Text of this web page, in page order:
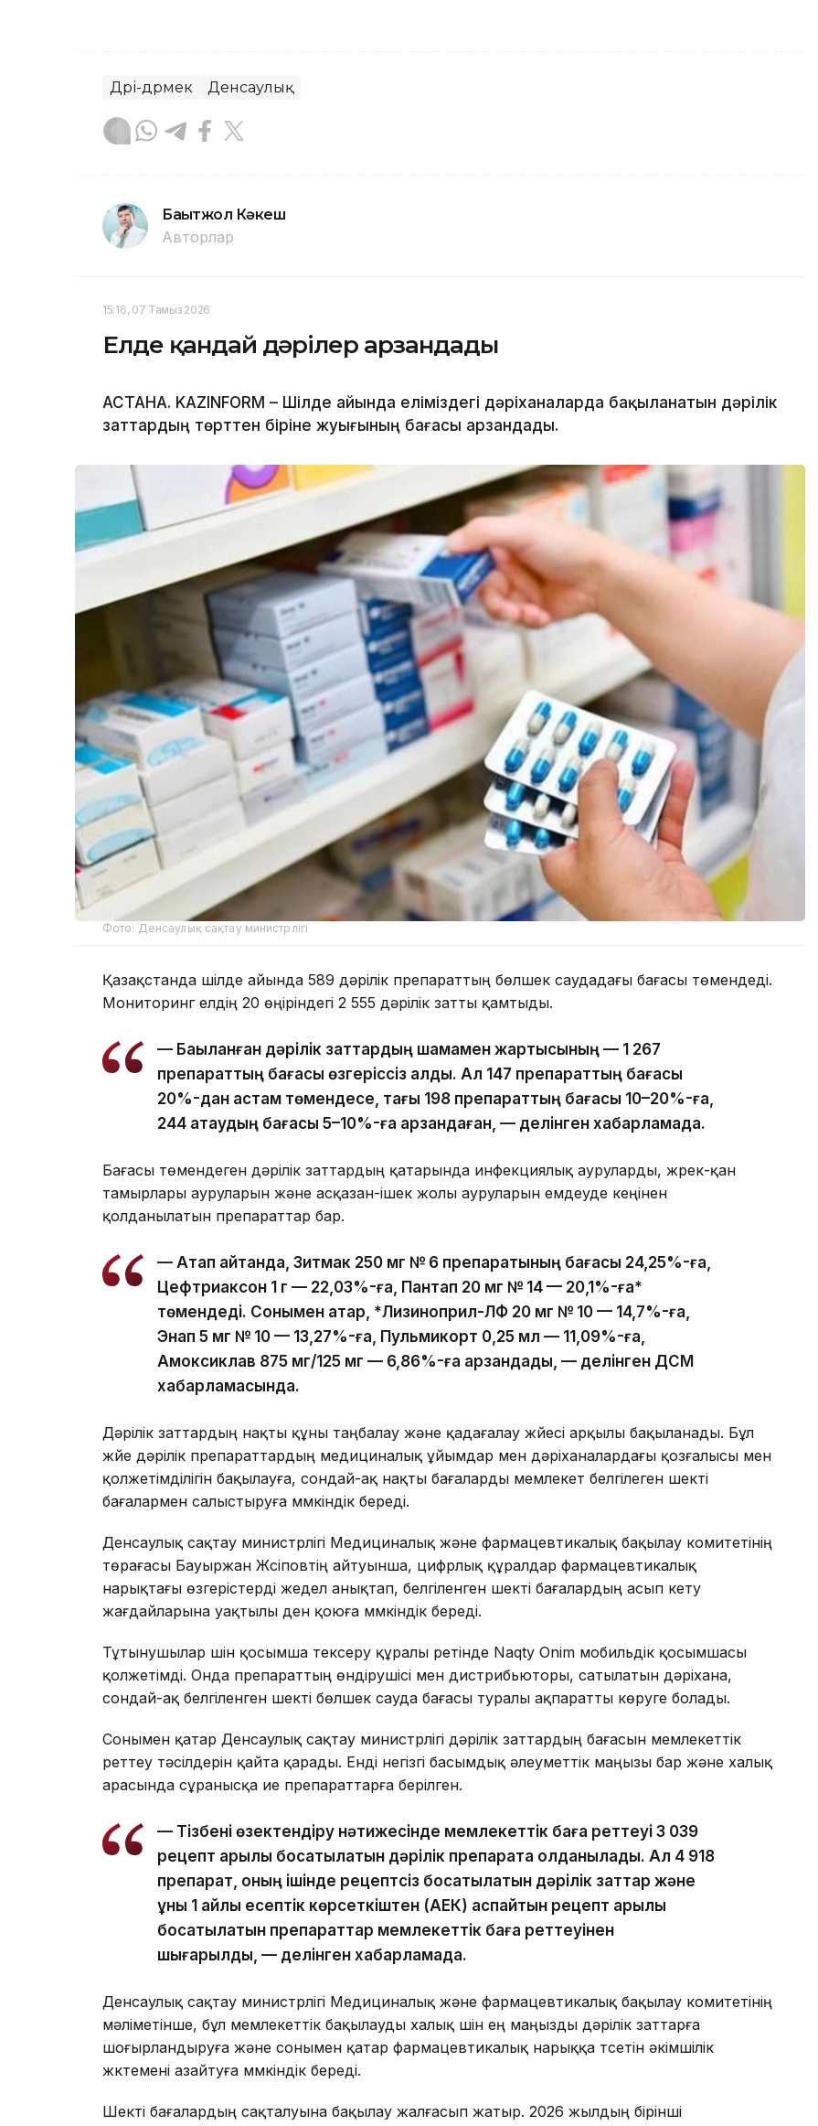
Дәрі-дәрмек Денсаулық
Бақытжол Кәкеш
Авторлар
15:16, 07 Тамыз 2026
Елде қандай дәрілер арзандады
АСТАНА. KAZINFORM – Шілде айында еліміздегі дәріханаларда бақыланатын дәрілік
заттардың төрттен біріне жуығының бағасы арзандады.
Фото: Денсаулық сақтау министрлігі
Қазақстанда шілде айында 589 дәрілік препараттың бөлшек саудадағы бағасы төмендеді.
Мониторинг елдің 20 өңіріндегі 2 555 дәрілік затты қамтыды.
— Бақыланған дәрілік заттардың шамамен жартысының — 1 267
препараттың бағасы өзгеріссіз қалды. Ал 147 препараттың бағасы
20%-дан астам төмендесе, тағы 198 препараттың бағасы 10–20%-ға,
244 атаудың бағасы 5–10%-ға арзандаған, — делінген хабарламада.
Бағасы төмендеген дәрілік заттардың қатарында инфекциялық ауруларды, жүрек-қан
тамырлары ауруларын және асқазан-ішек жолы ауруларын емдеуде кеңінен
қолданылатын препараттар бар.
— Атап айтқанда, Зитмак 250 мг № 6 препаратының бағасы 24,25%-ға,
Цефтриаксон 1 г — 22,03%-ға, Пантап 20 мг № 14 — 20,1%-ға*
төмендеді. Сонымен қатар, *Лизиноприл-ЛФ 20 мг № 10 — 14,7%-ға,
Энап 5 мг № 10 — 13,27%-ға, Пульмикорт 0,25 мл — 11,09%-ға,
Амоксиклав 875 мг/125 мг — 6,86%-ға арзандады, — делінген ДСМ
хабарламасында.
Дәрілік заттардың нақты құны таңбалау және қадағалау жүйесі арқылы бақыланады. Бұл
жүйе дәрілік препараттардың медициналық ұйымдар мен дәріханалардағы қозғалысы мен
қолжетімділігін бақылауға, сондай-ақ нақты бағаларды мемлекет белгілеген шекті
бағалармен салыстыруға мүмкіндік береді.
Денсаулық сақтау министрлігі Медициналық және фармацевтикалық бақылау комитетінің
төрағасы Бауыржан Жүсіповтің айтуынша, цифрлық құралдар фармацевтикалық
нарықтағы өзгерістерді жедел анықтап, белгіленген шекті бағалардың асып кету
жағдайларына уақтылы ден қоюға мүмкіндік береді.
Тұтынушылар үшін қосымша тексеру құралы ретінде Naqty Onim мобильдік қосымшасы
қолжетімді. Онда препараттың өндірушісі мен дистрибьюторы, сатылатын дәріхана,
сондай-ақ белгіленген шекті бөлшек сауда бағасы туралы ақпаратты көруге болады.
Сонымен қатар Денсаулық сақтау министрлігі дәрілік заттардың бағасын мемлекеттік
реттеу тәсілдерін қайта қарады. Енді негізгі басымдық әлеуметтік маңызы бар және халық
арасында сұранысқа ие препараттарға берілген.
— Тізбені өзектендіру нәтижесінде мемлекеттік баға реттеуі 3 039
рецепт арқылы босатылатын дәрілік препаратқа қолданылады. Ал 4 918
препарат, оның ішінде рецептсіз босатылатын дәрілік заттар және
құны 1 айлық есептік көрсеткіштен (АЕК) аспайтын рецепт арқылы
босатылатын препараттар мемлекеттік баға реттеуінен
шығарылды, — делінген хабарламада.
Денсаулық сақтау министрлігі Медициналық және фармацевтикалық бақылау комитетінің
мәліметінше, бұл мемлекеттік бақылауды халық үшін ең маңызды дәрілік заттарға
шоғырландыруға және сонымен қатар фармацевтикалық нарыққа түсетін әкімшілік
жүктемені азайтуға мүмкіндік береді.
Шекті бағалардың сақталуына бақылау жалғасып жатыр. 2026 жылдың бірінші